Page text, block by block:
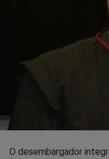
O desembargador